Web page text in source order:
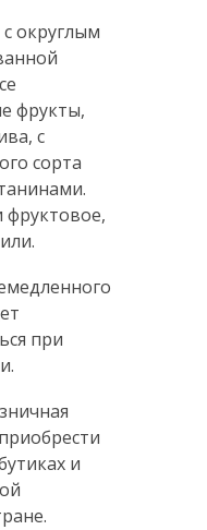
округлым
фрукты,
с
сорта
фруктовое,
при
и